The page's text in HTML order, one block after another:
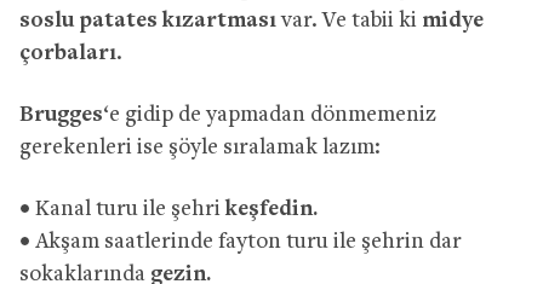
soslu patates kızartmasıvar. Ve tabii ki midye
çorbaları.
Brugges‘e gidip de yapmadan dönmemeniz
gerekenleri ise şöyle sıralamak lazım:
• Kanal turu ile şehri keşfedin.
• Akşam saatlerinde fayton turu ile şehrin dar
sokaklarında gezin.